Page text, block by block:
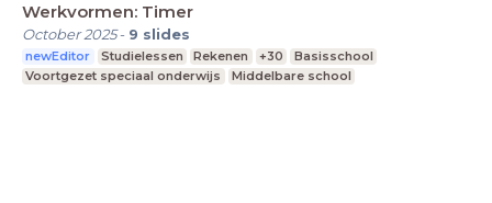
Werkvormen: Timer
October 2025- 9 slides
newEditor Studielessen Rekenen +30
Basisschool
Voortgezet speciaal onderwijs
Middelbare school